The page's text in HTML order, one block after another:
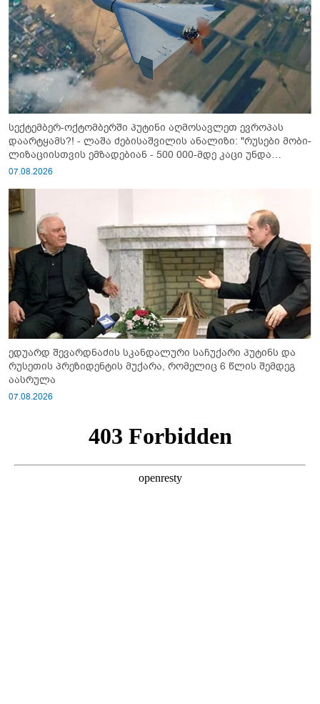
სექტემბერ-ოქტომბერში პუტინი აღმოსავლეთ ევროპას
დაარტყამს?! - ლაშა ძებისაშვილის ანალიზი: "რუსები მობი­
ლიზაციისთვის ემზადებიან - 500 000-მდე კაცი უნდა
გაიწვიონ ომში"
07.08.2026
ედუარდ შევარდნაძის სკანდალური საჩუქარი პუტინს და
რუსეთის პრეზიდენტის მუქარა, რომელიც 6 წლის შემდეგ
აასრულა
07.08.2026